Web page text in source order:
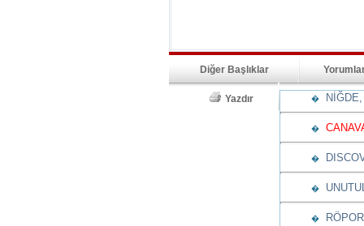
Diğer Başlıklar
Yazdır �
�
�
�
�